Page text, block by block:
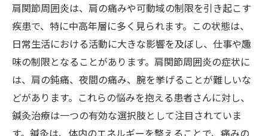
肩関節周囲炎は、肩の痛みや可動域の制限を引き起こす
疾患で、特に中高年層に多く見られます。この状態は、
日常生活における活動に大きな影響を及ぼし、仕事や趣
味の制限となることがあります。肩関節周囲炎の症状に
は、肩の鈍痛、夜間の痛み、腕を挙げることが難しいな
どがあります。これらの悩みを抱える患者さんに対し、
鍼灸治療は一つの有効な選択肢として注目されていま
す。鍼灸は、体内のエネルギーを整えることで、痛みの